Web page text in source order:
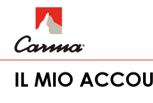
to
main
content
IL MIO